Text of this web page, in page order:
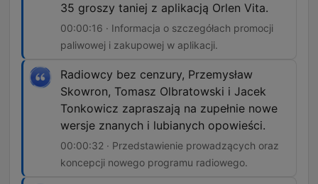
35 groszy taniej z aplikacją Orlen Vita.
00:00:16 · Informacja o szczegółach promocji
paliwowej i zakupowej w aplikacji.
Radiowcy bez cenzury, Przemysław
Skowron, Tomasz Olbratowski i Jacek
Tonkowicz zapraszają na zupełnie nowe
wersje znanych i lubianych opowieści.
00:00:32 · Przedstawienie prowadzących oraz
koncepcji nowego programu radiowego.